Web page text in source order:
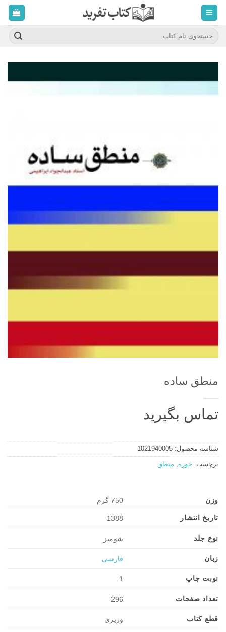
محتوا
برویدجستجو
برای:
منطق ساده
تماس بگیرید
شناسه محصول: 1021940005
برچسب: حوزه منطق
وزن 750 گرم
تاریخ انتشار 1388
نوع جلد شومیز
زبان فارسی
نوبت چاپ 1
تعداد صفحات 296
قطع کتاب وزیری